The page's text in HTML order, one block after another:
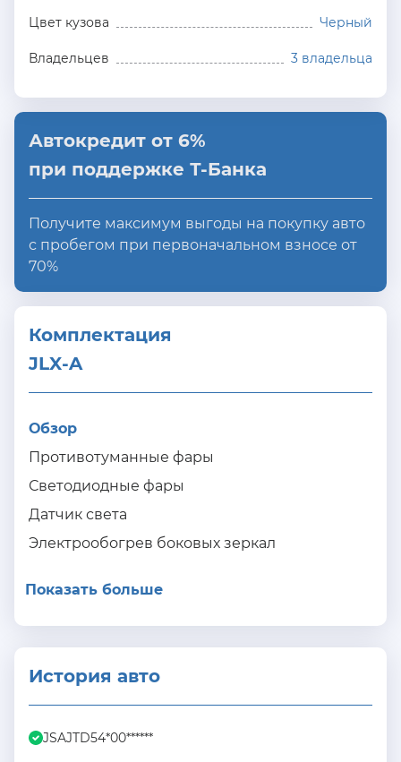
Цвет кузова Черный
Владельцев 3 владельца
Автокредит от 6%
при поддержке Т-Банка
Получите максимум выгоды на покупку авто
с пробегом при первоначальном взносе от
70%
Комплектация
JLX-A
Обзор
Противотуманные фары
Светодиодные фары
Датчик света
Электрообогрев боковых зеркал
Показать больше
История авто
JSAJTD54*00******